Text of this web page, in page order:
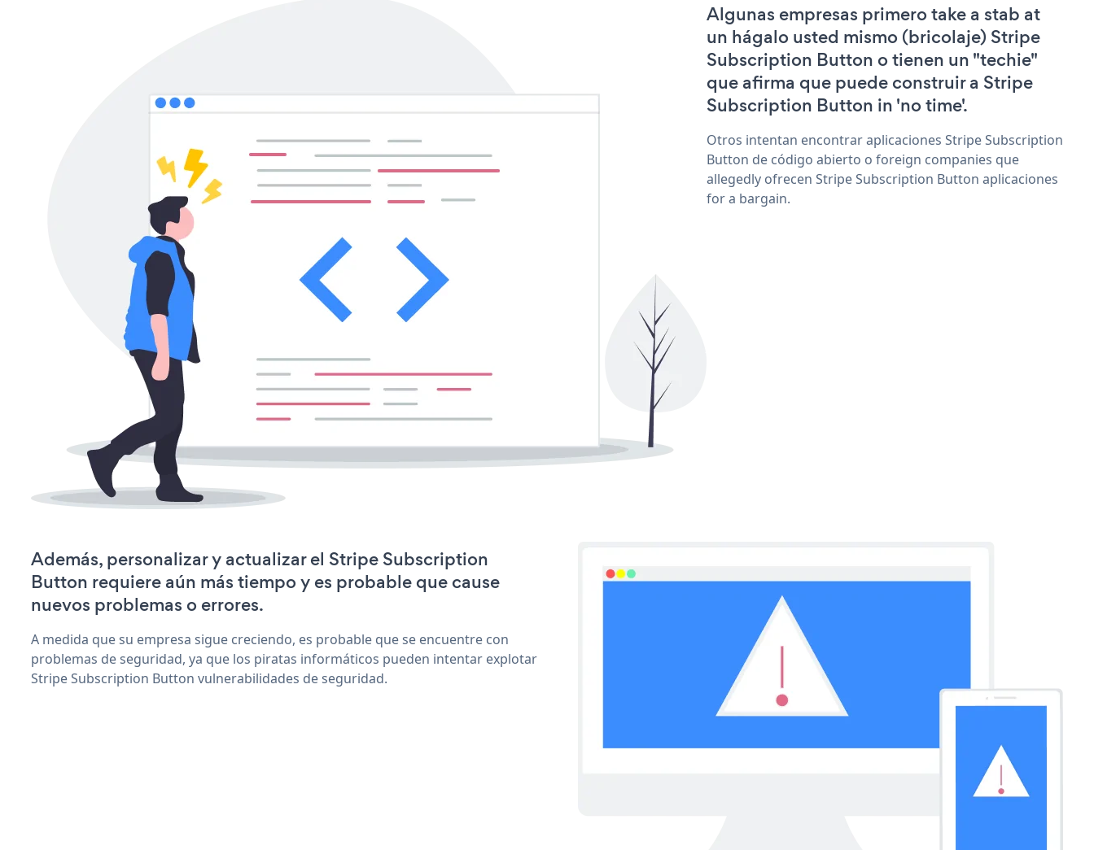
Algunas empresas primero take a stab at
un hágalo usted mismo (bricolaje) Stripe
Subscription Button o tienen un "techie"
que afirma que puede construir a Stripe
Subscription Button in 'no time'.
Otros intentan encontrar aplicaciones Stripe Subscription
Button de código abierto o foreign companies que
allegedly ofrecen Stripe Subscription Button aplicaciones
for a bargain.
Además, personalizar y actualizar el Stripe Subscription
Button requiere aún más tiempo y es probable que cause
nuevos problemas o errores.
A medida que su empresa sigue creciendo, es probable que se encuentre con
problemas de seguridad, ya que los piratas informáticos pueden intentar explotar
Stripe Subscription Button vulnerabilidades de seguridad.